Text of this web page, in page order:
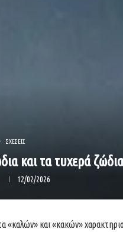
ΣΧΕΣΕΙΣ
και τα τυχερά
12/02/2026
«καλών» και «κακών»